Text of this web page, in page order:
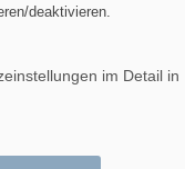
deaktivieren.
im Detail in